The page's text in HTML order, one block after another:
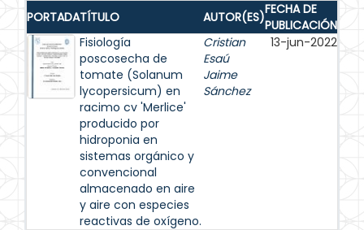
PORTADATÍTULO AUTOR(ES)FECHA DE
PUBLICACIÓN
Fisiología
poscosecha de
tomate (Solanum
lycopersicum) en
racimo cv 'Merlice'
producido por
hidroponia en
sistemas orgánico y
convencional
almacenado en aire
y aire con especies
reactivas de oxígeno.
Cristian
Esaú
Jaime
Sánchez
13-jun-2022